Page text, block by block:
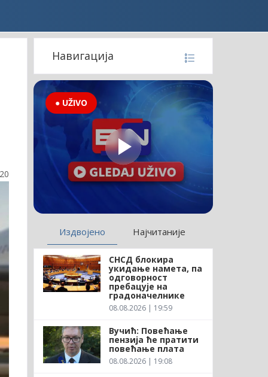
Навигација
● UŽIVO
Издвојено Најчитаније
СНСД блокира
укидање намета, па
одговорност
пребацује на
градоначелнике
08.08.2026 | 19:59
Вучић: Повећање
пензија ће пратити
повећање плата
08.08.2026 | 19:08